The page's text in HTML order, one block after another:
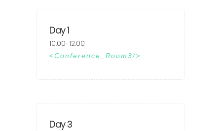
Day 1
10.00-12.00
Conference_Room3
Day 3